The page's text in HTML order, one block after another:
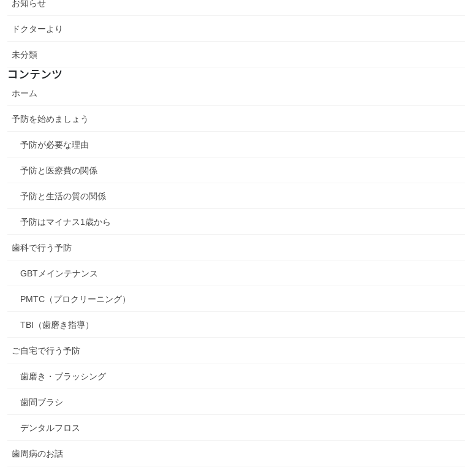
お知らせ
ドクターより
未分類
コンテンツ
ホーム
予防を始めましょう
予防が必要な理由
予防と医療費の関係
予防と生活の質の関係
予防はマイナス1歳から
歯科で行う予防
GBTメインテナンス
PMTC（プロクリーニング）
TBI（歯磨き指導）
ご自宅で行う予防
歯磨き・ブラッシング
歯間ブラシ
デンタルフロス
歯周病のお話